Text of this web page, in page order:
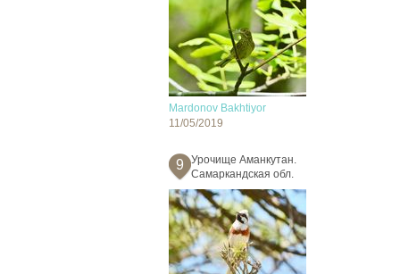
Mardonov Bakhtiyor
11/05/2019
9
Урочище Аманкутан.
Самаркандская обл.